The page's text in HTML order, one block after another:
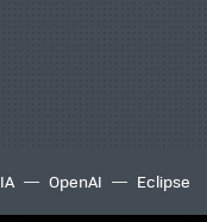
IA OpenAI Eclipse